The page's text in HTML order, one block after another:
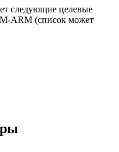
следующие целевые
ARM (список может